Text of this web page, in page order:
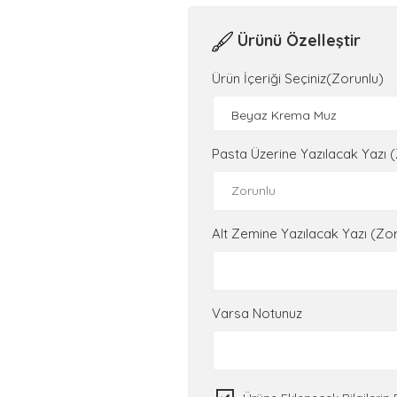
Ürünü Özelleştir
Ürün İçeriği Seçiniz(Zorunlu)
Beyaz Krema Muz
Pasta Üzerine Yazılacak Yazı
Alt Zemine Yazılacak Yazı
Varsa Notunuz